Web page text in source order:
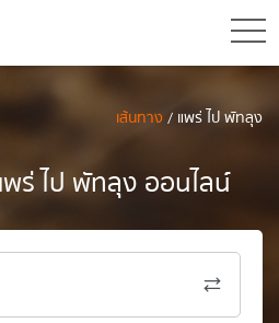
เส้นทาง/ แพร่ ไป พัทลุง
ร่ ไป พัทลุง ออนไลน์